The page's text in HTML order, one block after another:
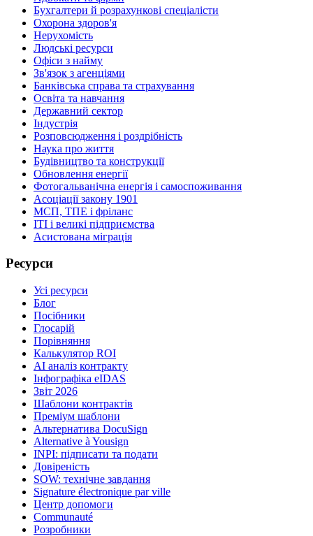
Бухгалтери й розрахункові спеціалісти
Охорона здоров'я
Нерухомість
Людські ресурси
Офіси з найму
Зв'язок з агенціями
Банківська справа та страхування
Освіта та навчання
Державний сектор
Індустрія
Розповсюдження і роздрібність
Наука про життя
Будівництво та конструкції
Обновлення енергії
Фотогальванічна енергія і самоспоживання
Асоціації закону 1901
МСП, ТПЕ і фріланс
ІТІ і великі підприємства
Асистована міграція
Ресурси
Усі ресурси
Блог
Посібники
Глосарій
Порівняння
Калькулятор ROI
AI аналіз контракту
Інфографіка eIDAS
Звіт 2026
Шаблони контрактів
Преміум шаблони
Альтернатива DocuSign
Alternative à Yousign
INPI: підписати та подати
Довіреність
SOW: технічне завдання
Signature électronique par ville
Центр допомоги
Communauté
Розробники